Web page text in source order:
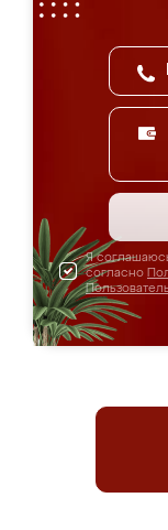
Я
согласно